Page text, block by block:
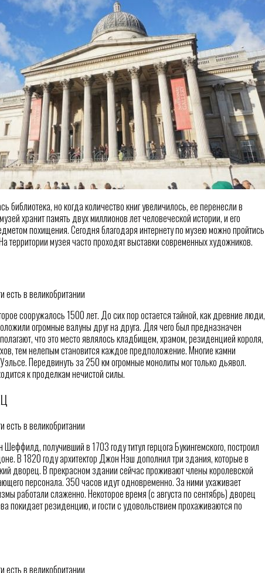
библиотека, но когда количество книг увеличилось, ее перенесли в
хранит память двух миллионов лет человеческой истории, и его
похищения. Сегодня благодаря интернету по музею можно пройтись
территории музея часто проходят выставки современных художников.
сооружалось 1500 лет. До сих пор остается тайной, как древние люди,
огромные валуны друг на друга. Для чего был предназначен
что это место являлось кладбищем, храмом, резиденцией короля,
тем нелепым становится каждое предположение. Многие камни
Передвинуть за 250 км огромные монолиты мог только дьявол.
к проделкам нечистой силы.
получивший в 1703 году титул герцога Букингемского, построил
В 1820 году архитектор Джон Нэш дополнил три здания, которые в
дворец. В прекрасном здании сейчас проживают члены королевской
персонала. 350 часов идут одновременно. За ними ухаживает
работали слаженно. Некоторое время (с августа по сентябрь) дворец
покидает резиденцию, и гости с удовольствием прохаживаются по